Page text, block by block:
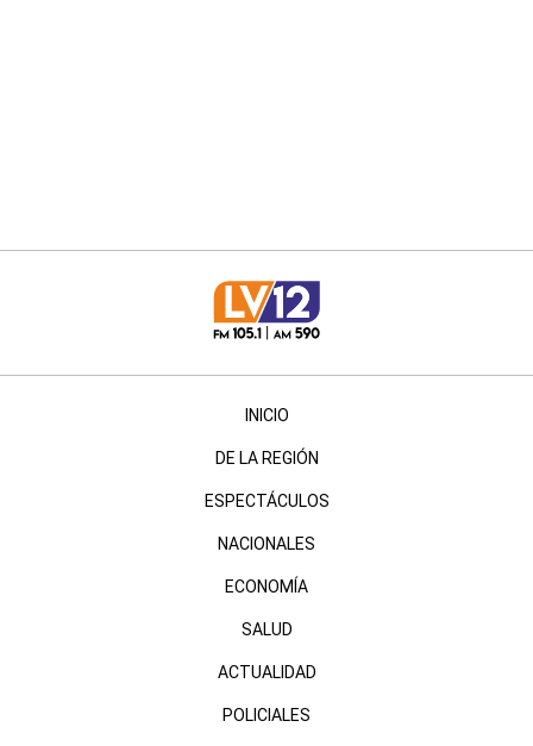
INICIO
DE LA REGIÓN
ESPECTÁCULOS
NACIONALES
ECONOMÍA
SALUD
ACTUALIDAD
POLICIALES